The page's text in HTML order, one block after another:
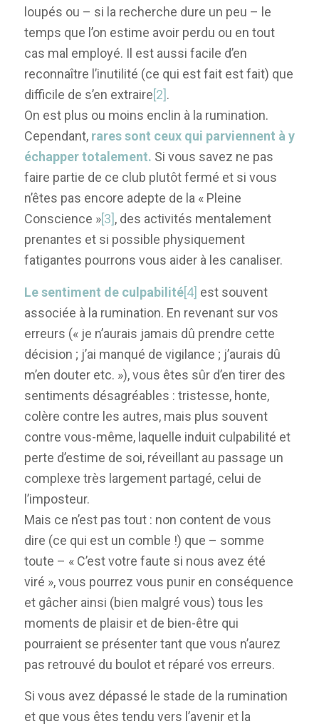
loupés ou – si la recherche dure un peu – le
temps que l’on estime avoir perdu ou en tout
cas mal employé. Il est aussi facile d’en
reconnaître l’inutilité (ce qui est fait est fait) que
difficile de s’en extraire[2].
On est plus ou moins enclin à la rumination.
Cependant, rares sont ceux qui parviennent à y
échapper totalement. Si vous savez ne pas
faire partie de ce club plutôt fermé et si vous
n’êtes pas encore adepte de la « Pleine
Conscience »[3], des activités mentalement
prenantes et si possible physiquement
fatigantes pourrons vous aider à les canaliser.
Le sentiment de culpabilité[4] est souvent
associée à la rumination. En revenant sur vos
erreurs (« je n’aurais jamais dû prendre cette
décision ; j’ai manqué de vigilance ; j’aurais dû
m’en douter etc. »), vous êtes sûr d’en tirer des
sentiments désagréables : tristesse, honte,
colère contre les autres, mais plus souvent
contre vous-même, laquelle induit culpabilité et
perte d’estime de soi, réveillant au passage un
complexe très largement partagé, celui de
l’imposteur.
Mais ce n’est pas tout : non content de vous
dire (ce qui est un comble !) que – somme
toute – « C’est votre faute si nous avez été
viré », vous pourrez vous punir en conséquence
et gâcher ainsi (bien malgré vous) tous les
moments de plaisir et de bien-être qui
pourraient se présenter tant que vous n’aurez
pas retrouvé du boulot et réparé vos erreurs.
Si vous avez dépassé le stade de la rumination
et que vous êtes tendu vers l’avenir et la